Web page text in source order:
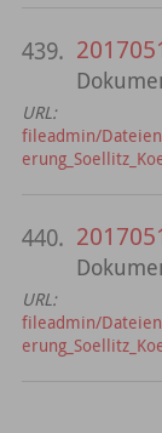
439.
URL:
fileadmin/
440.
URL:
fileadmin/